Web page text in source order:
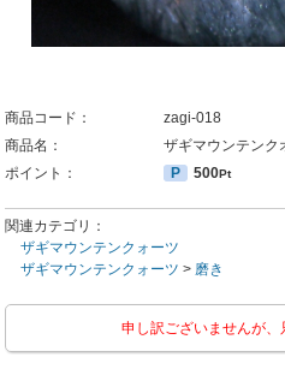
商品コード：
zagi-018
商品名：
ザギマウンテンク
ポイント：
P 500Pt
関連カテゴリ：
ザギマウンテンクォーツ
ザギマウンテンクォーツ > 磨き
申し訳ございませんが、